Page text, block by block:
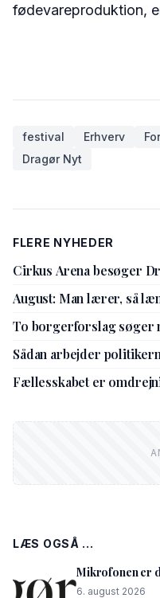
fødevareproduktion,
festival Erhverv
Dragør Nyt
FLERE NYHEDER
Cirkus Arena besøger
August: Man lærer, så
To borgerforslag søger
Sådan arbejder
Fællesskabet er
LÆS OGSÅ ...
Mikrofonen er
6. august 2026